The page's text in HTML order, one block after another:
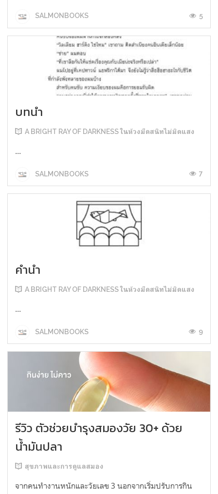
SALMONBOOKS 5
บทนำ
A BRIGHT RAY OF DARKNESS ในห้วงมืดสนิทไม่มิดแสง
...
SALMONBOOKS 7
คำนำ
A BRIGHT RAY OF DARKNESS ในห้วงมืดสนิทไม่มิดแสง
...
SALMONBOOKS 9
รีวิว ตัวช่วยบำรุงสมองวัย 30+ ด้วย
น้ำมันปลา
สุขภาพและการดูแลสมอง
จากคนทำงานหนักและวัยเลข 3 นอกจากเริ่มปรับการกิน